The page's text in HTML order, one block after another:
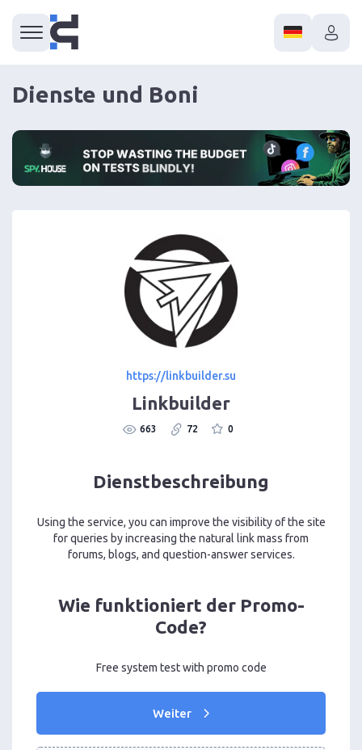
Dienste und Boni
https://linkbuilder.su
Linkbuilder
663 72 0
Dienstbeschreibung
Using the service, you can improve the visibility of the site
for queries by increasing the natural link mass from
forums, blogs, and question-answer services.
Wie funktioniert der Promo-
Code?
Free system test with promo code
Weiter